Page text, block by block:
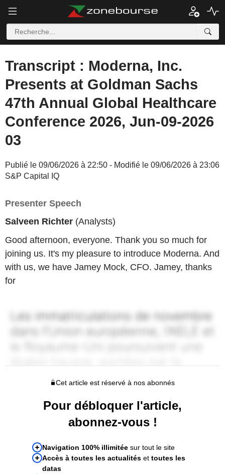
Transcript : Moderna, Inc.
Presents at Goldman Sachs
47th Annual Global Healthcare
Conference 2026, Jun-09-2026
03
Publié le 09/06/2026 à 22:50 - Modifié le 09/06/2026 à 23:06
S&P Capital IQ
Presenter Speech
Salveen Richter (Analysts)
Good afternoon, everyone. Thank you so much for
joining us. It's my pleasure to introduce Moderna. And
with us, we have Jamey Mock, CFO. Jamey, thanks
for
Cet article est réservé à nos abonnés
Pour débloquer l'article,
abonnez-vous !
Navigation 100% illimitée sur tout le site
Accès à toutes les actualités et toutes les
datas